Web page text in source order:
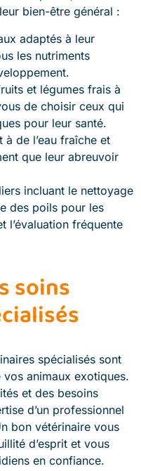
bien-être général :
adaptés à leur
les nutriments
et légumes frais à
de choisir ceux qui
pour leur santé.
à de l’eau fraîche et
que leur abreuvoir
incluant le nettoyage
des poils pour les
l’évaluation fréquente
soins
spécialisés sont
animaux exotiques.
et des besoins
d’un professionnel
bon vétérinaire vous
d’esprit et vous
en confiance.